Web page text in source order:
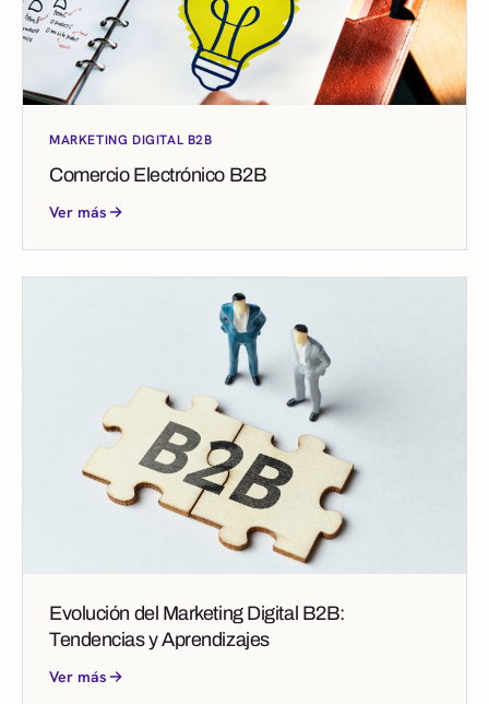
MARKETING DIGITAL B2B
Comercio Electrónico B2B
Ver más
Evolución del Marketing Digital B2B:
Tendencias y Aprendizajes
Ver más